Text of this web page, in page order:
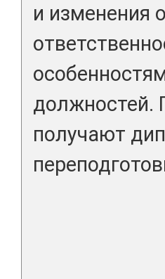
и изменения
должностей.
получают